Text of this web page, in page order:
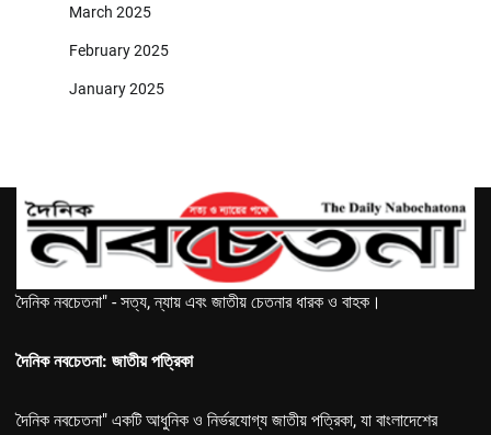
March 2025
February 2025
January 2025
দৈনিক নবচেতনা" - সত্য, ন্যায় এবং জাতীয় চেতনার ধারক ও বাহক।
দৈনিক নবচেতনা: জাতীয় পত্রিকা
দৈনিক নবচেতনা" একটি আধুনিক ও নির্ভরযোগ্য জাতীয় পত্রিকা, যা বাংলাদেশের